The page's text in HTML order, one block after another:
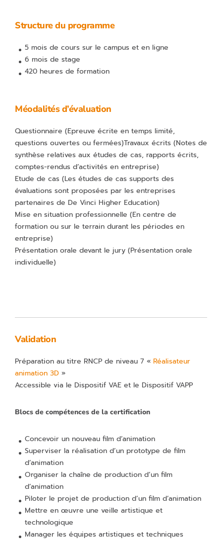
Structure du programme
5 mois de cours sur le campus et en ligne
6 mois de stage
420 heures de formation
Méodalités d’évaluation
Questionnaire (Epreuve écrite en temps limité,
questions ouvertes ou fermées)Travaux écrits (Notes de
synthèse relatives aux études de cas, rapports écrits,
comptes-rendus d’activités en entreprise)
Etude de cas (Les études de cas supports des
évaluations sont proposées par les entreprises
partenaires de De Vinci Higher Education)
Mise en situation professionnelle (En centre de
formation ou sur le terrain durant les périodes en
entreprise)
Présentation orale devant le jury (Présentation orale
individuelle)
Validation
Préparation au titre RNCP de niveau 7 « Réalisateur
animation 3D »
Accessible via le Dispositif VAE et le Dispositif VAPP
Blocs de compétences de la certification
Concevoir un nouveau film d’animation
Superviser la réalisation d’un prototype de film
d’animation
Organiser la chaîne de production d’un film
d’animation
Piloter le projet de production d’un film d’animation
Mettre en œuvre une veille artistique et
technologique
Manager les équipes artistiques et techniques